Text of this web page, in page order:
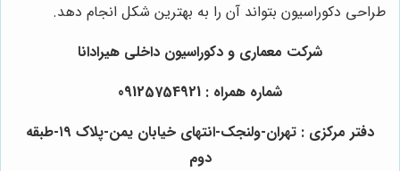
طراحی دکوراسیون بتواند آن را به بهترین شکل انجام دهد.
شرکت معماری و دکوراسیون داخلی هیرادانا
شماره همراه : 09125754921
دفتر مرکزی : تهران-ولنجک-انتهای خیابان یمن-پلاک ۱۹-طبقه
دوم